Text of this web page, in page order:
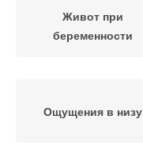
Живот при
беременности
Ощущения в низу